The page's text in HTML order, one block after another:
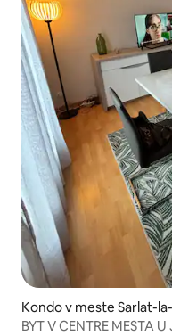
Kondo v meste Sarlat-
BYT V CENTRE MESTA